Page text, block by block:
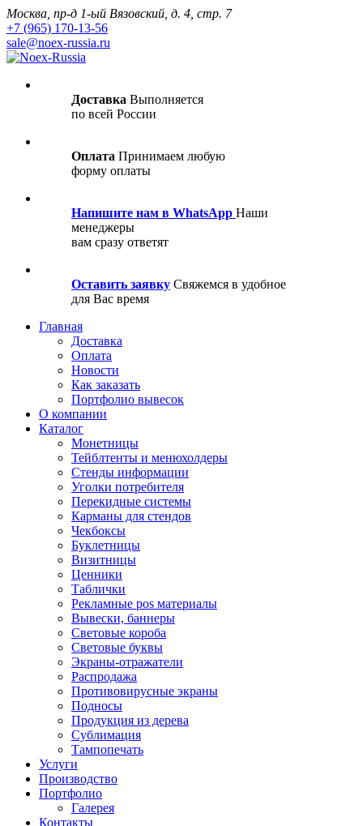
Москва, пр-д 1-ый Вязовский, д. 4, стр. 7
+7 (965) 170-13-56
sale@noex-russia.ru
Доставка Выполняется
по всей России
Оплата Принимаем любую
форму оплаты
Напишите нам в WhatsApp Наши
менеджеры
вам сразу ответят
Оставить заявку Свяжемся в удобное
для Вас время
Главная
Доставка
Оплата
Новости
Как заказать
Портфолио вывесок
О компании
Каталог
Монетницы
Тейблтенты и менюхолдеры
Стенды информации
Уголки потребителя
Перекидные системы
Карманы для стендов
Чекбоксы
Буклетницы
Визитницы
Ценники
Таблички
Рекламные pos материалы
Вывески, баннеры
Световые короба
Световые буквы
Экраны-отражатели
Распродажа
Противовирусные экраны
Подносы
Продукция из дерева
Сублимация
Тампопечать
Услуги
Производство
Портфолио
Галерея
Контакты